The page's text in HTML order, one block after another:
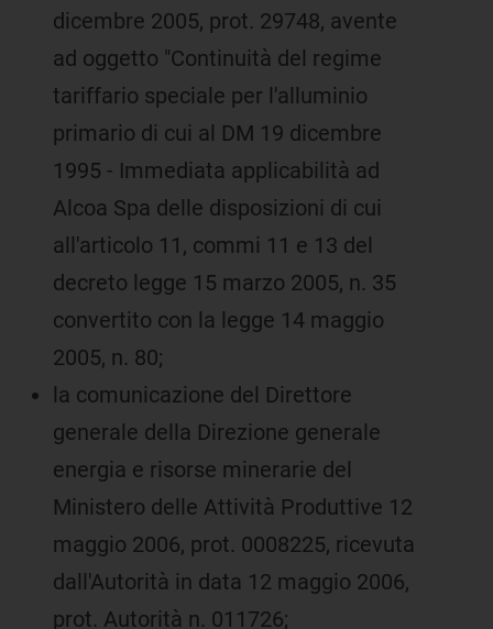
dicembre 2005, prot. 29748, avente
ad oggetto "Continuità del regime
tariffario speciale per l'alluminio
primario di cui al DM 19 dicembre
1995 - Immediata applicabilità ad
Alcoa Spa delle disposizioni di cui
all'articolo 11, commi 11 e 13 del
decreto legge 15 marzo 2005, n. 35
convertito con la legge 14 maggio
2005, n. 80;
la comunicazione del Direttore
generale della Direzione generale
energia e risorse minerarie del
Ministero delle Attività Produttive 12
maggio 2006, prot. 0008225, ricevuta
dall'Autorità in data 12 maggio 2006,
prot. Autorità n. 011726;